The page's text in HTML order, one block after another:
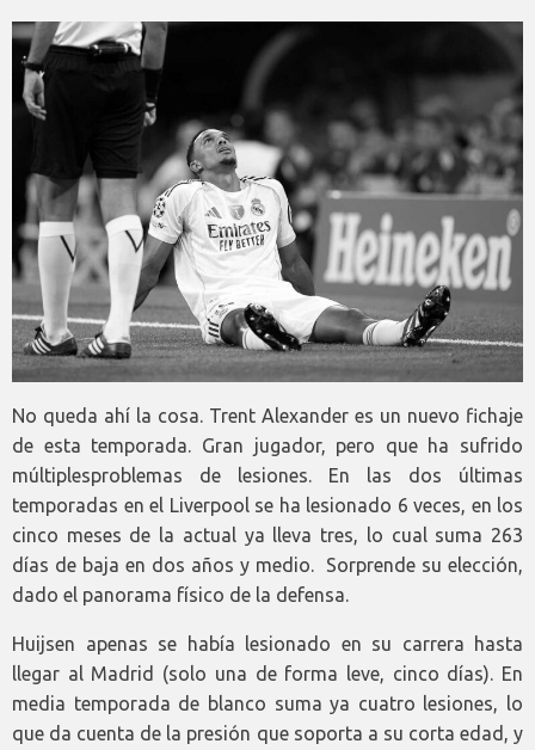
No queda ahí la cosa. Trent Alexander es un nuevo fichaje
de esta temporada. Gran jugador, pero que ha sufrido
múltiplesproblemas de lesiones. En las dos últimas
temporadas en el Liverpool se ha lesionado 6 veces, en los
cinco meses de la actual ya lleva tres, lo cual suma 263
días de baja en dos años y medio. Sorprende su elección,
dado el panorama físico de la defensa.
Huijsen apenas se había lesionado en su carrera hasta
llegar al Madrid (solo una de forma leve, cinco días). En
media temporada de blanco suma ya cuatro lesiones, lo
que da cuenta de la presión que soporta a su corta edad, y